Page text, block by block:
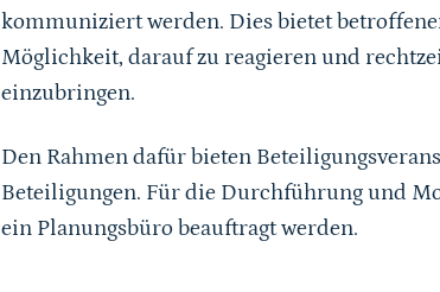
kommuniziert werden. Dies bietet
Möglichkeit, darauf zu reagieren und
einzubringen.
Den Rahmen dafür bieten
Beteiligungen. Für die Durchführung und
ein Planungsbüro beauftragt werden.